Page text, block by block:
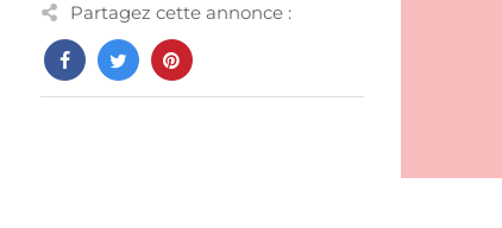
Partagez cette annonce :